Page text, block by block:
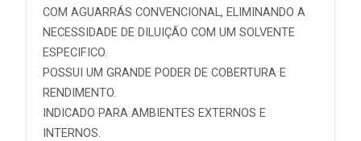
COM AGUARRÁS CONVENCIONAL, ELIMINANDO A
NECESSIDADE DE DILUIÇÃO COM UM SOLVENTE
ESPECIFICO.
POSSUI UM GRANDE PODER DE COBERTURA E
RENDIMENTO.
INDICADO PARA AMBIENTES EXTERNOS E
INTERNOS.